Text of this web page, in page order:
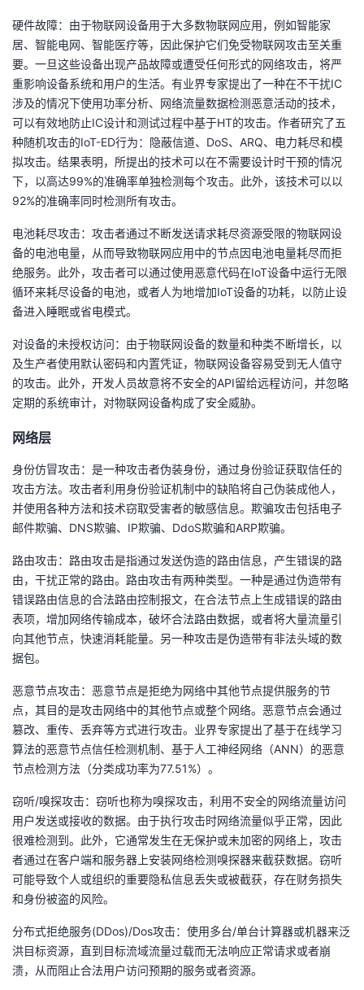
硬件故障：由于物联网设备用于大多数物联网应用，例如智能家
居、智能电网、智能医疗等，因此保护它们免受物联网攻击至关重
要。一旦这些设备出现产品故障或遭受任何形式的网络攻击，将严
重影响设备系统和用户的生活。有业界专家提出了一种在不干扰IC
涉及的情况下使用功率分析、网络流量数据检测恶意活动的技术，
可以有效地防止IC设计和测试过程中基于HT的攻击。作者研究了五
种随机攻击的IoT-ED行为：隐蔽信道、DoS、ARQ、电力耗尽和模
拟攻击。结果表明，所提出的技术可以在不需要设计时干预的情况
下，以高达99%的准确率单独检测每个攻击。此外，该技术可以以
92%的准确率同时检测所有攻击。
电池耗尽攻击：攻击者通过不断发送请求耗尽资源受限的物联网设
备的电池电量，从而导致物联网应用中的节点因电池电量耗尽而拒
绝服务。此外，攻击者可以通过使用恶意代码在IoT设备中运行无限
循环来耗尽设备的电池，或者人为地增加IoT设备的功耗，以防止设
备进入睡眠或省电模式。
对设备的未授权访问：由于物联网设备的数量和种类不断增长，以
及生产者使用默认密码和内置凭证，物联网设备容易受到无人值守
的攻击。此外，开发人员故意将不安全的API留给远程访问，并忽略
定期的系统审计，对物联网设备构成了安全威胁。
网络层
身份仿冒攻击：是一种攻击者伪装身份，通过身份验证获取信任的
攻击方法。攻击者利用身份验证机制中的缺陷将自己伪装成他人，
并使用各种方法和技术窃取受害者的敏感信息。欺骗攻击包括电子
邮件欺骗、DNS欺骗、IP欺骗、DdoS欺骗和ARP欺骗。
路由攻击：路由攻击是指通过发送伪造的路由信息，产生错误的路
由，干扰正常的路由。路由攻击有两种类型。一种是通过伪造带有
错误路由信息的合法路由控制报文，在合法节点上生成错误的路由
表项，增加网络传输成本，破坏合法路由数据，或者将大量流量引
向其他节点，快速消耗能量。另一种攻击是伪造带有非法头域的数
据包。
恶意节点攻击：恶意节点是拒绝为网络中其他节点提供服务的节
点，其目的是攻击网络中的其他节点或整个网络。恶意节点会通过
篡改、重传、丢弃等方式进行攻击。业界专家提出了基于在线学习
算法的恶意节点信任检测机制、基于人工神经网络（ANN）的恶意
节点检测方法（分类成功率为77.51%）。
窃听/嗅探攻击：窃听也称为嗅探攻击，利用不安全的网络流量访问
用户发送或接收的数据。由于执行攻击时网络流量似乎正常，因此
很难检测到。此外，它通常发生在无保护或未加密的网络上，攻击
者通过在客户端和服务器上安装网络检测嗅探器来截获数据。窃听
可能导致个人或组织的重要隐私信息丢失或被截获，存在财务损失
和身份被盗的风险。
分布式拒绝服务(DDos)/Dos攻击：使用多台/单台计算器或机器来泛
洪目标资源，直到目标流域流量过载而无法响应正常请求或者崩
溃，从而阻止合法用户访问预期的服务或者资源。